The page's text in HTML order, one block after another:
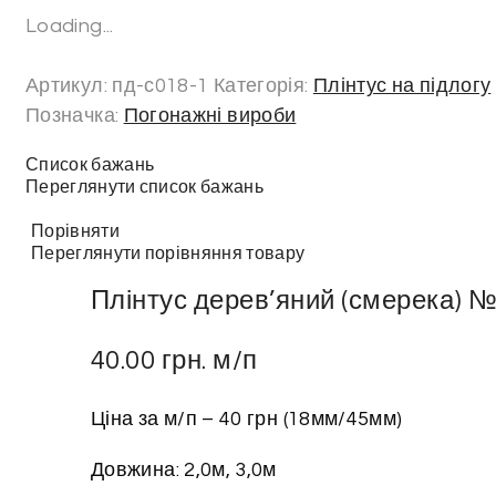
Loading...
Артикул: пд-с018-1 Категорія: Плінтус на підлогу
Позначка: Погонажні вироби
Список бажань
Переглянути список бажань
Порівняти
Переглянути порівняння товару
Плінтус дерев’яний (смерека)
40.00 грн. м/п
Ціна за м/п – 40 грн (18мм/45мм)
Довжина: 2,0м, 3,0м